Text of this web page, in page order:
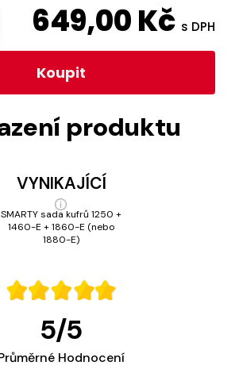
649,00Kč s DPH
Koupit
produktu
VYNIKAJÍCÍ
SMARTY sada kufrů 1250 +
1460-E + 1860-E (nebo
1880-E)
5/5
Hodnocení